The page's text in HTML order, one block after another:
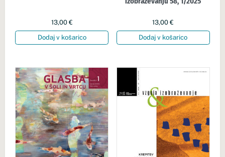
13,00 €
Dodaj v košarico
13,00€
Dodaj v košarico